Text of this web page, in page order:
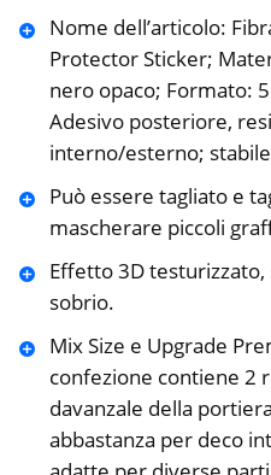
Nome dell’articolo:
Protector Sticker;
nero opaco; Formato:
Adesivo posteriore,
interno/esterno;
Può essere tagliato e
mascherare piccoli
Effetto 3D
sobrio.
Mix Size e Upgrade
confezione contiene 2
davanzale della
abbastanza per deco